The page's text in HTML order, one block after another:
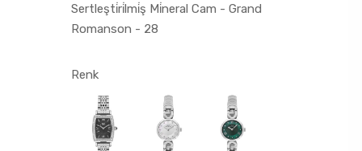
Sertleşti̇ri̇lmi̇ş Mi̇neral Cam - Grand
Romanson - 28
Renk